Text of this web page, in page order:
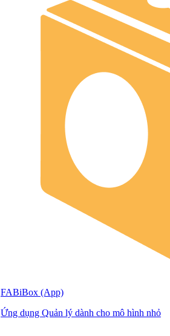
FABiBox (App)
Ứng dụng Quản lý dành cho mô hình nhỏ